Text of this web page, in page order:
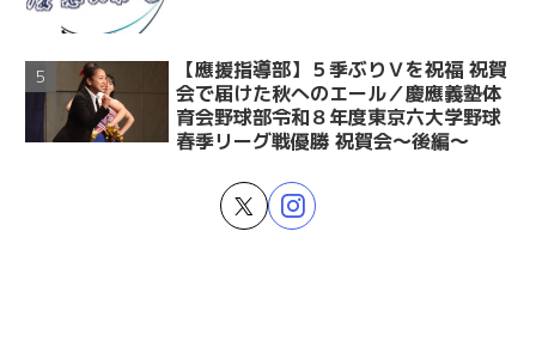
【應援指導部】５季ぶりＶを祝福 祝賀
会で届けた秋へのエール／慶應義塾体
育会野球部令和８年度東京六大学野球
春季リーグ戦優勝 祝賀会～後編～